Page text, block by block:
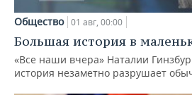
Общество 01 авг, 00:00
Большая история в
«Все наши вчера» Наталии
история незаметно разрушает